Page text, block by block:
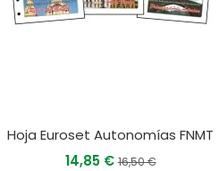
Hoja Euroset Autonomías FNMT
14,85 €16,50 €